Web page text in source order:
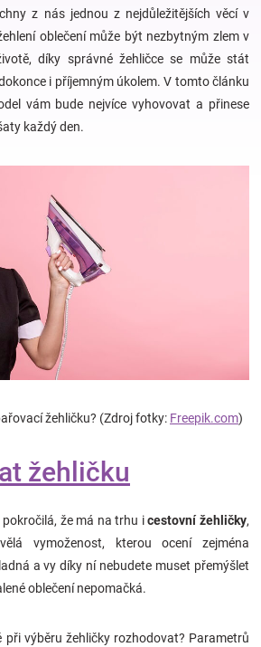
z nás jednou z nejdůležitějších věcí v
ehlení oblečení může být nezbytným zlem v
díky správné žehličce se může stát
i příjemným úkolem. V tomto článku
vám bude nejvíce vyhovovat a přinese
každý den.
žehličku? (Zdroj fotky: Freepik.com)
žehličku
že má na trhu icestovní žehličky,
vymoženost, kterou ocení zejména
a vy díky ní nebudete muset přemýšlet
oblečení nepomačká.
při výběru žehličky rozhodovat? Parametrů